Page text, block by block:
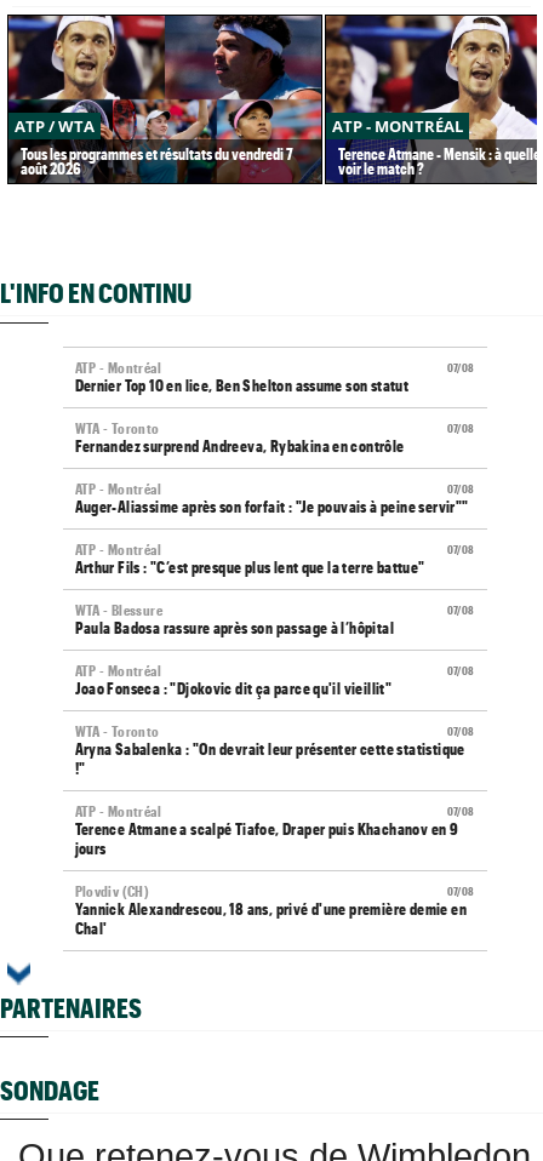
ATP / WTA
Tous les programmes et résultats du vendredi 7
août 2026
ATP - MONTRÉAL
Terence Atmane - Mensik : à
voir le match ?
L'INFO EN CONTINU
07/08
ATP - Montréal
Dernier Top 10 en lice, Ben Shelton assume son statut
07/08
WTA - Toronto
Fernandez surprend Andreeva, Rybakina en contrôle
07/08
ATP - Montréal
Auger-Aliassime après son forfait : "Je pouvais à peine servir""
07/08
ATP - Montréal
Arthur Fils : "C’est presque plus lent que la terre battue"
07/08
WTA - Blessure
Paula Badosa rassure après son passage à l’hôpital
07/08
ATP - Montréal
Joao Fonseca : "Djokovic dit ça parce qu'il vieillit"
07/08
WTA - Toronto
Aryna Sabalenka : "On devrait leur présenter cette statistique
!"
07/08
ATP - Montréal
Terence Atmane a scalpé Tiafoe, Draper puis Khachanov en 9
jours
07/08
Plovdiv (CH)
Yannick Alexandrescou, 18 ans, privé d'une première demie en
Chal'
ATP - Montréal
07/08
Istanbul (CH)
PARTENAIRES
SONDAGE